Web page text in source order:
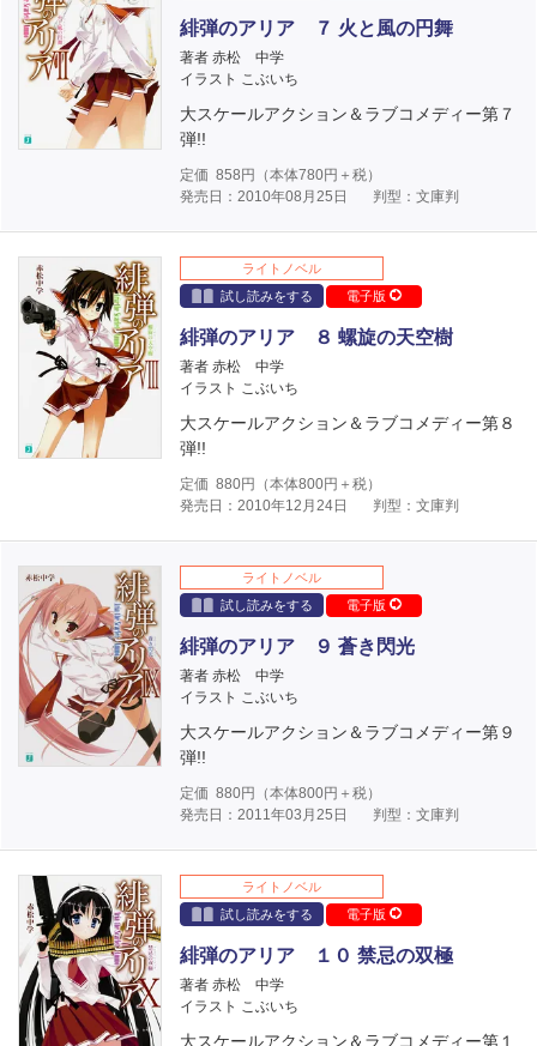
緋弾のアリア ７ 火と風の円舞
著者 赤松 中学
イラスト こぶいち
大スケールアクション＆ラブコメディー第７
弾!!
定価 858 円（本体780円＋税）
発売日：2010年08月25日
判型：文庫判
ライトノベル
試し読みをする
電子版
緋弾のアリア ８ 螺旋の天空樹
著者 赤松 中学
イラスト こぶいち
大スケールアクション＆ラブコメディー第８
弾!!
定価 880円（本体800円＋税）
発売日：2010年12月24日
判型：文庫判
ライトノベル
試し読みをする
電子版
緋弾のアリア ９ 蒼き閃光
著者 赤松 中学
イラスト こぶいち
大スケールアクション＆ラブコメディー第９
弾!!
定価 880円（本体800円＋税）
発売日：2011年03月25日
判型：文庫判
ライトノベル
試し読みをする
電子版
緋弾のアリア １０ 禁忌の双極
著者 赤松 中学
イラスト こぶいち
大スケールアクション＆ラブコメディー第１